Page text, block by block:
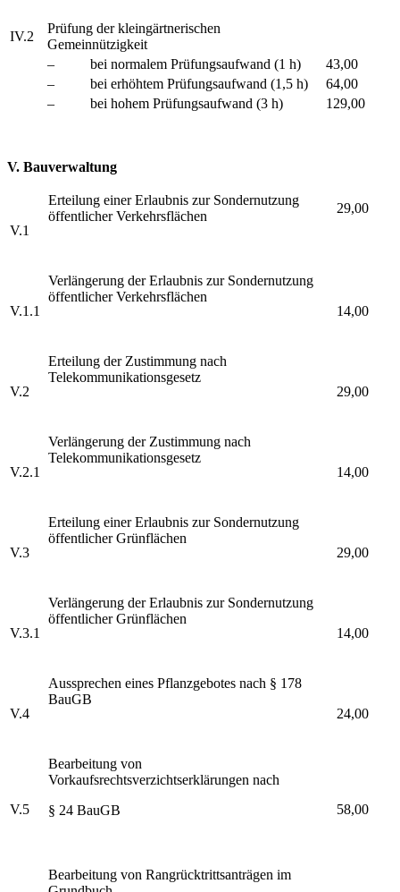
IV.2
Prüfung der kleingärtnerischen
Gemeinnützigkeit
– bei normalem Prüfungsaufwand (1 h)
43,00
– bei erhöhtem Prüfungsaufwand (1,5 h)
64,00
– bei hohem Prüfungsaufwand (3 h)
129,00
V. Bauverwaltung
V.1
Erteilung einer Erlaubnis zur Sondernutzung
öffentlicher Verkehrsflächen
29,00
V.1.1
Verlängerung der Erlaubnis zur Sondernutzung
öffentlicher Verkehrsflächen
14,00
V.2
Erteilung der Zustimmung nach
Telekommunikationsgesetz
29,00
V.2.1
Verlängerung der Zustimmung nach
Telekommunikationsgesetz
14,00
V.3
Erteilung einer Erlaubnis zur Sondernutzung
öffentlicher Grünflächen
29,00
V.3.1
Verlängerung der Erlaubnis zur Sondernutzung
öffentlicher Grünflächen
14,00
V.4
Aussprechen eines Pflanzgebotes nach § 178
BauGB
24,00
V.5
Bearbeitung von
Vorkaufsrechtsverzichtserklärungen nach
§ 24 BauGB
58,00
Bearbeitung von Rangrücktrittsanträgen im